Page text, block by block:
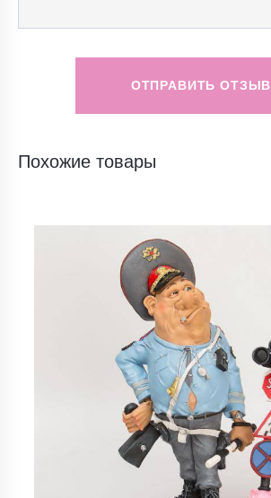
ОТПРАВИТЬ ОТЗЫВ
Похожие товары